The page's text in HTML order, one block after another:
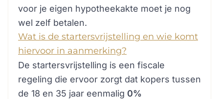
voor je eigen hypotheekakte moet je nog
wel zelf betalen.
Wat is de startersvrijstelling en wie komt
hiervoor in aanmerking?
De startersvrijstelling is een fiscale
regeling die ervoor zorgt dat kopers tussen
de 18 en 35 jaar eenmalig 0%